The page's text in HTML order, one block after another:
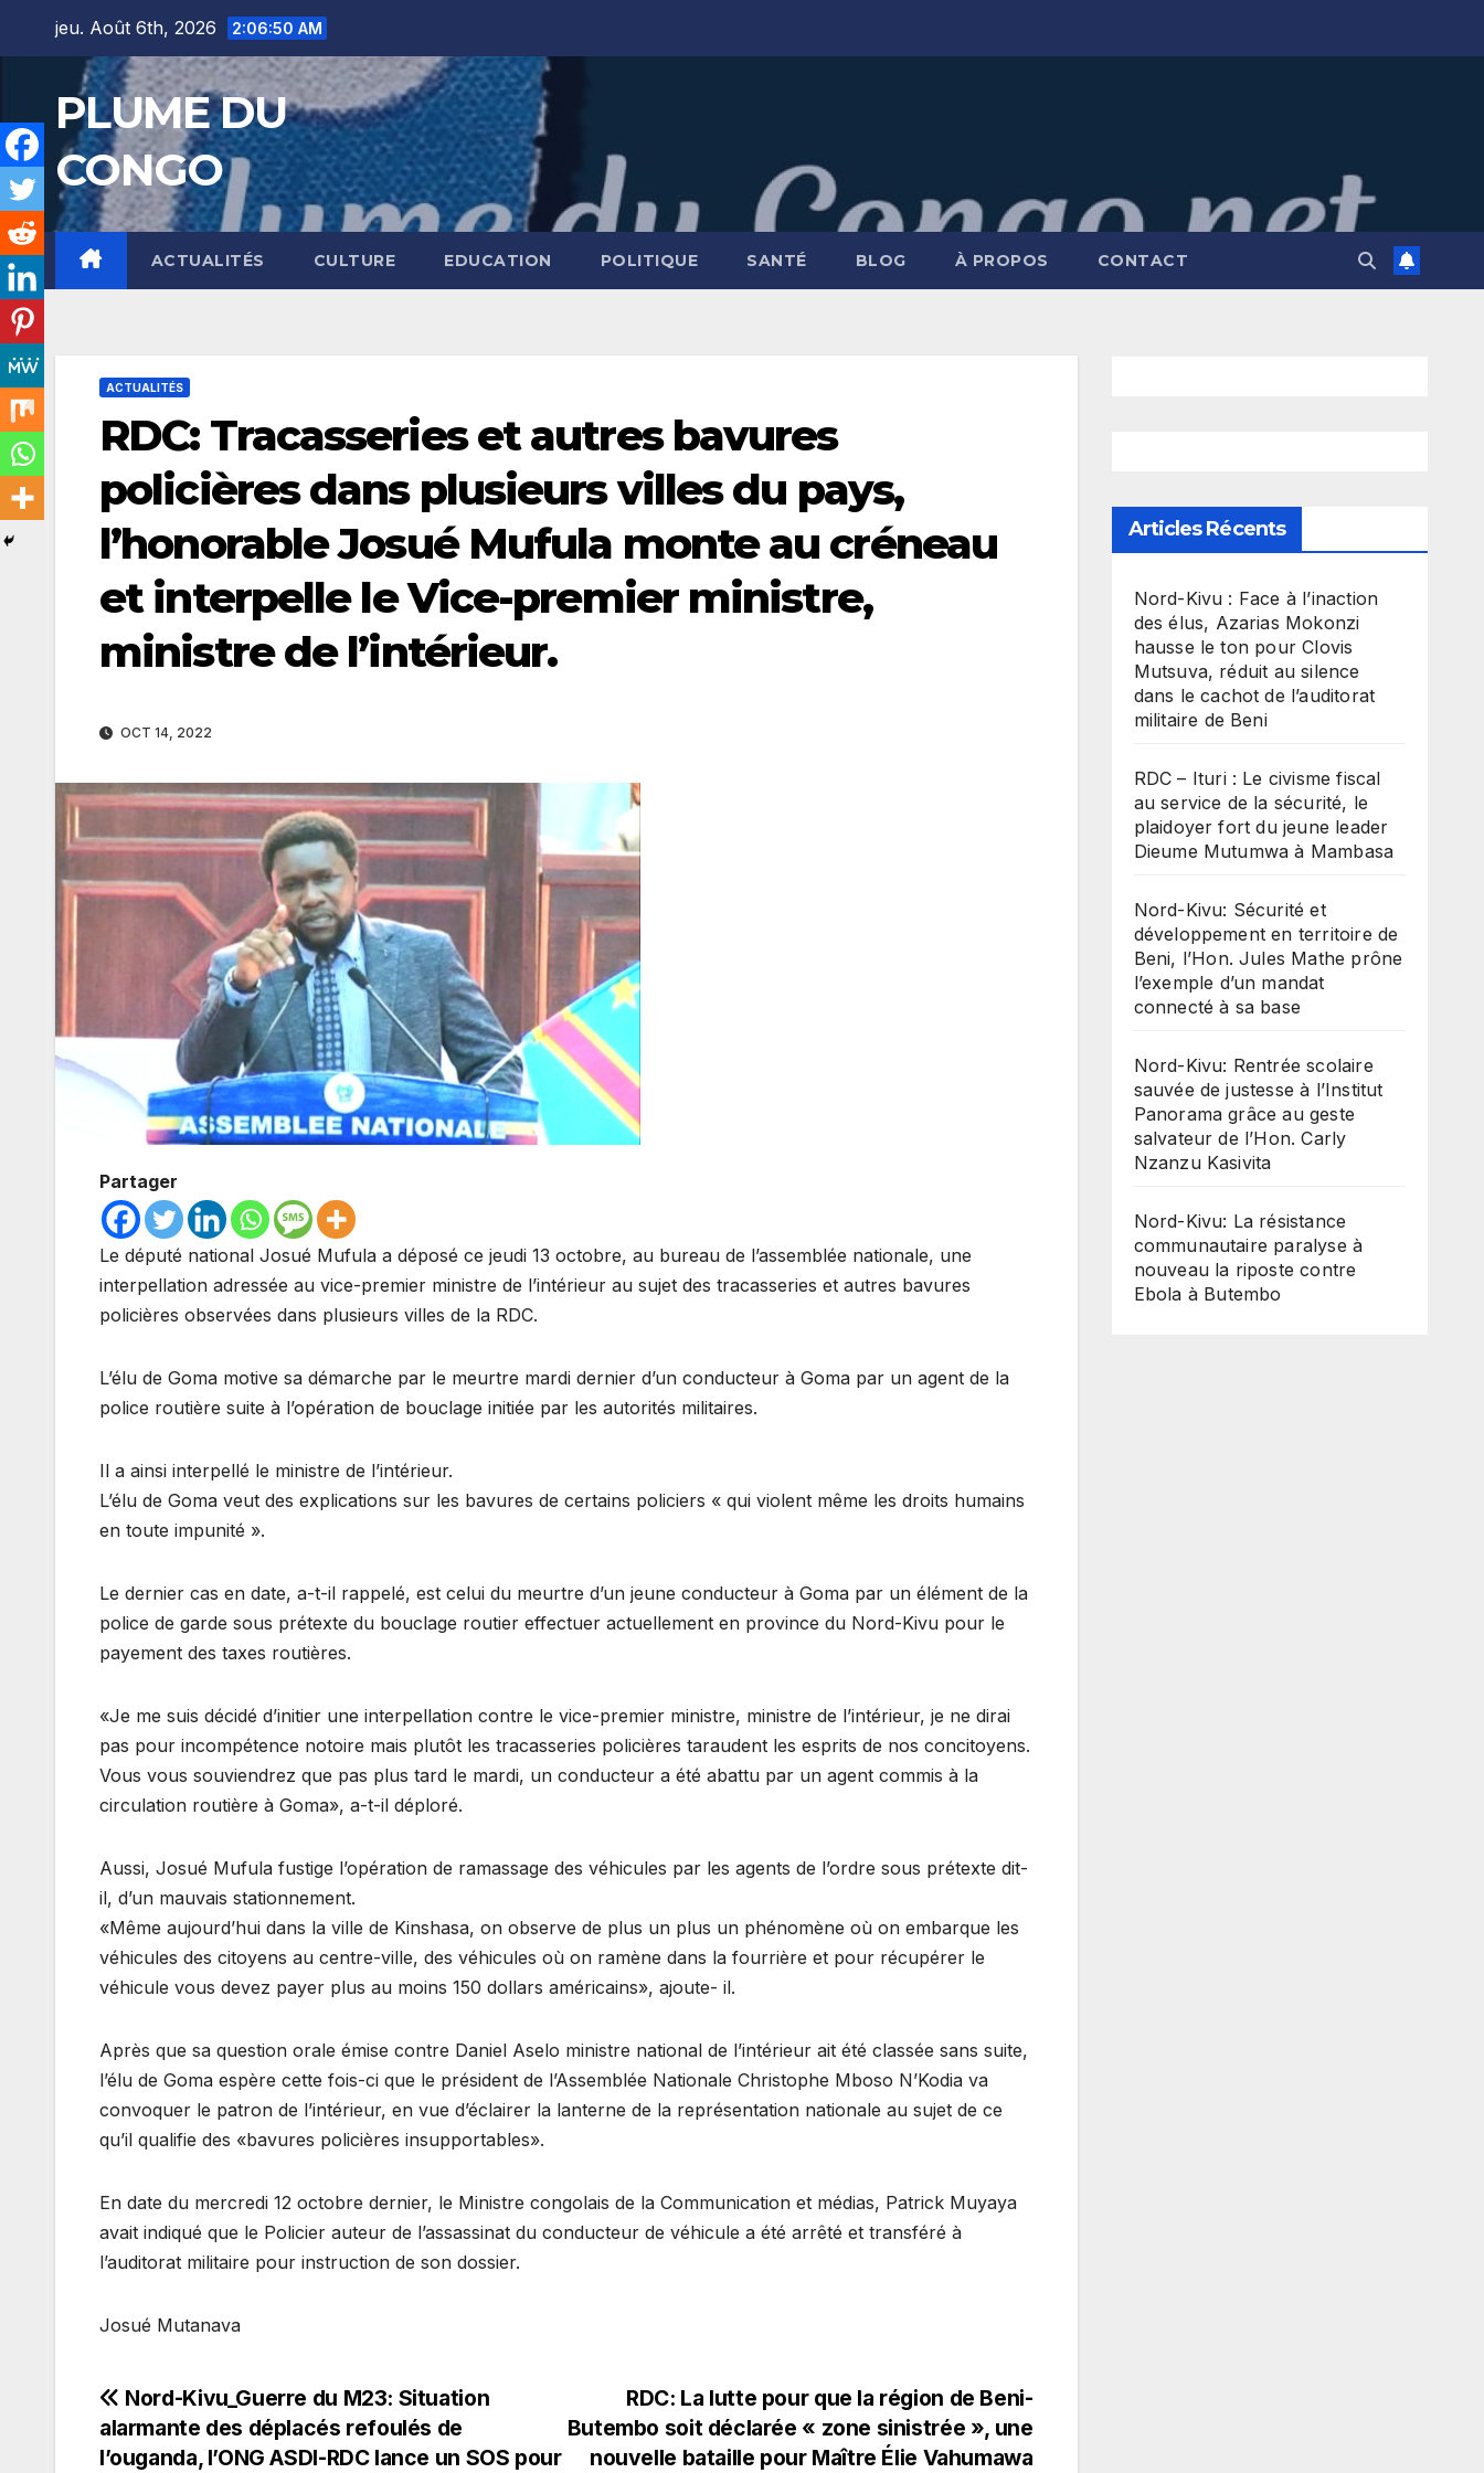
jeu. Août 6th, 2026 2:06:51 AM
PLUME DU
CONGO
ACTUALITÉS CULTURE EDUCATION POLITIQUE SANTÉ BLOG À PROPOS CONTACT
ACTUALITÉS
RDC: Tracasseries et autres bavures
policières dans plusieurs villes du pays,
l’honorable Josué Mufula monte au créneau
et interpelle le Vice-premier ministre,
ministre de l’intérieur.
OCT 14, 2022
Partager
Le député national Josué Mufula a déposé ce jeudi 13 octobre, au bureau de l’assemblée nationale, une
interpellation adressée au vice-premier ministre de l’intérieur au sujet des tracasseries et autres bavures
policières observées dans plusieurs villes de la RDC.
L’élu de Goma motive sa démarche par le meurtre mardi dernier d’un conducteur à Goma par un agent de la
police routière suite à l’opération de bouclage initiée par les autorités militaires.
Il a ainsi interpellé le ministre de l’intérieur.
L’élu de Goma veut des explications sur les bavures de certains policiers « qui violent même les droits humains
en toute impunité ».
Le dernier cas en date, a-t-il rappelé, est celui du meurtre d’un jeune conducteur à Goma par un élément de la
police de garde sous prétexte du bouclage routier effectuer actuellement en province du Nord-Kivu pour le
payement des taxes routières.
«Je me suis décidé d’initier une interpellation contre le vice-premier ministre, ministre de l’intérieur, je ne dirai
pas pour incompétence notoire mais plutôt les tracasseries policières taraudent les esprits de nos concitoyens.
Vous vous souviendrez que pas plus tard le mardi, un conducteur a été abattu par un agent commis à la
circulation routière à Goma», a-t-il déploré.
Aussi, Josué Mufula fustige l’opération de ramassage des véhicules par les agents de l’ordre sous prétexte dit-
il, d’un mauvais stationnement.
«Même aujourd’hui dans la ville de Kinshasa, on observe de plus un plus un phénomène où on embarque les
véhicules des citoyens au centre-ville, des véhicules où on ramène dans la fourrière et pour récupérer le
véhicule vous devez payer plus au moins 150 dollars américains», ajoute- il.
Après que sa question orale émise contre Daniel Aselo ministre national de l’intérieur ait été classée sans suite,
l’élu de Goma espère cette fois-ci que le président de l’Assemblée Nationale Christophe Mboso N’Kodia va
convoquer le patron de l’intérieur, en vue d’éclairer la lanterne de la représentation nationale au sujet de ce
qu’il qualifie des «bavures policières insupportables».
En date du mercredi 12 octobre dernier, le Ministre congolais de la Communication et médias, Patrick Muyaya
avait indiqué que le Policier auteur de l’assassinat du conducteur de véhicule a été arrêté et transféré à
l’auditorat militaire pour instruction de son dossier.
Josué Mutanava
Navigation
de
RDC: La lutte pour que la région de Beni-
Butembo soit déclarée « zone sinistrée », une
nouvelle bataille pour Maître Élie Vahumawa
Nord-Kivu_Guerre du M23: Situation
alarmante des déplacés refoulés de
l’ouganda, l’ONG ASDI-RDC lance un SOS pour
Articles Récents
Nord-Kivu : Face à l’inaction
des élus, Azarias Mokonzi
hausse le ton pour Clovis
Mutsuva, réduit au silence
dans le cachot de l’auditorat
militaire de Beni
RDC – Ituri : Le civisme fiscal
au service de la sécurité, le
plaidoyer fort du jeune leader
Dieume Mutumwa à Mambasa
Nord-Kivu: Sécurité et
développement en territoire de
Beni, l’Hon. Jules Mathe prône
l’exemple d’un mandat
connecté à sa base
Nord-Kivu: Rentrée scolaire
sauvée de justesse à l’Institut
Panorama grâce au geste
salvateur de l’Hon. Carly
Nzanzu Kasivita
Nord-Kivu: La résistance
communautaire paralyse à
nouveau la riposte contre
Ebola à Butembo